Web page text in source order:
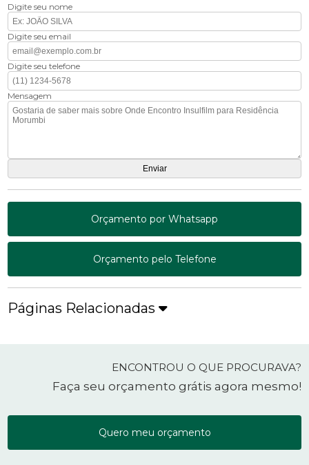
Digite seu nome
Digite seu email
Digite seu telefone
Mensagem
Orçamento por Whatsapp
Orçamento pelo Telefone
Páginas Relacionadas
ENCONTROU O QUE PROCURAVA?
Faça seu orçamento grátis agora mesmo!
Quero meu orçamento